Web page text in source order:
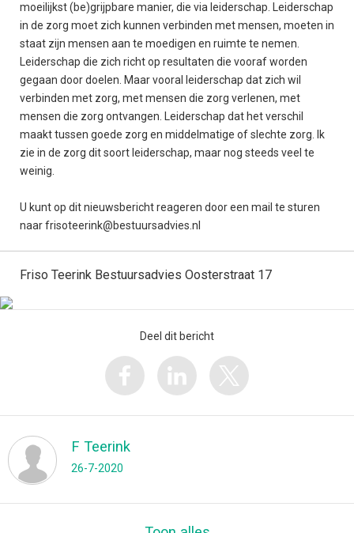
moeilijkst (be)grijpbare manier, die via leiderschap. Leiderschap
in de zorg moet zich kunnen verbinden met mensen, moeten in
staat zijn mensen aan te moedigen en ruimte te nemen.
Leiderschap die zich richt op resultaten die vooraf worden
gegaan door doelen. Maar vooral leiderschap dat zich wil
verbinden met zorg, met mensen die zorg verlenen, met
mensen die zorg ontvangen. Leiderschap dat het verschil
maakt tussen goede zorg en middelmatige of slechte zorg. Ik
zie in de zorg dit soort leiderschap, maar nog steeds veel te
weinig.
U kunt op dit nieuwsbericht reageren door een mail te sturen
naar frisoteerink@bestuursadvies.nl
Friso Teerink Bestuursadvies Oosterstraat 17
Deel dit bericht
F Teerink
26-7-2020